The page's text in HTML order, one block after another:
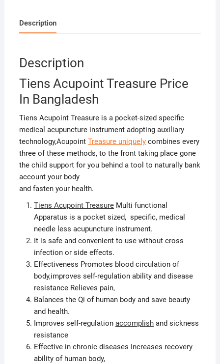
Description
Description
Tiens Acupoint Treasure Price
In Bangladesh
Tiens Acupoint Treasure is a pocket-sized specific
medical acupuncture instrument adopting auxiliary
technology,Acupoint Treasure uniquelycombines every
three of these methods, to the front taking place gone
the child support for you behind a tool to naturally bank
account your body
and fasten your health.
Tiens Acupoint TreasureMulti functional
Apparatus is a pocket sized, specific, medical
needle less acupuncture instrument.
It is safe and convenient to use without cross
infection or side effects.
Effectiveness Promotes blood circulation of
body,improves self-regulation ability and disease
resistance Relieves pain,
Balances the Qi of human body and save beauty
and health.
Improves self-regulation accomplishand sickness
resistance
Effective in chronic diseases Increases recovery
ability of human body,